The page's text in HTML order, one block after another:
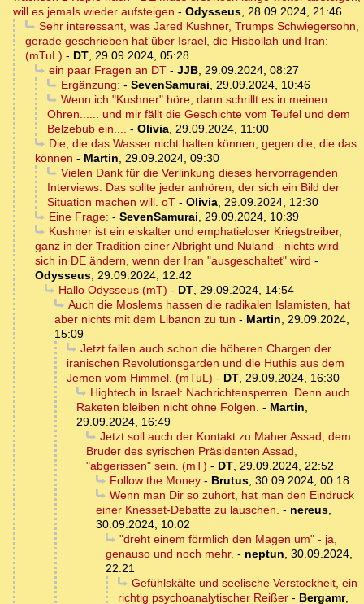
will es jemals wieder aufsteigen - Odysseus, 28.09.2024, 21:46
Sehr interessant, was Jared Kushner, Trumps Schwiegersohn,
gerade geschrieben hat über Israel, die Hisbollah und Iran:
(mTuL) - DT, 29.09.2024, 05:28
ein paar Fragen an DT- JJB, 29.09.2024, 08:27
Ergänzung: - SevenSamurai, 29.09.2024, 10:46
Wenn ich "Kushner" höre, dann schrillt es in meinen
Ohren...... und mir fällt die Geschichte vom Teufel und dem
Belzebub ein.... - Olivia, 29.09.2024, 11:00
Die, die das Wasser nicht halten können, gegen die, die das
können - Martin, 29.09.2024, 09:30
Vielen Dank für die Verlinkung dieses hervorragenden
Interviews. Das sollte jeder anhören, der sich ein Bild der
Situation machen will. oT - Olivia, 29.09.2024, 12:30
Eine Frage: - SevenSamurai, 29.09.2024, 10:39
Kushner ist ein eiskalter und emphatieloser Kriegstreiber,
ganz in der Tradition einer Albright und Nuland - nichts wird
sich in DE ändern, wenn der Iran "ausgeschaltet" wird -
Odysseus, 29.09.2024, 12:42
Hallo Odysseus (mT) - DT, 29.09.2024, 14:54
Auch die Moslems hassen die radikalen Islamisten, hat
aber nichts mit dem Libanon zu tun - Martin, 29.09.2024,
15:09
Jetzt fallen auch schon die höheren Chargen der
iranischen Revolutionsgarden und die Huthis aus dem
Jemen vom Himmel. (mTuL) - DT, 29.09.2024, 16:30
Hightech in Israel: Nachrichtensperren. Denn auch
Raketen bleiben nicht ohne Folgen. - Martin,
29.09.2024, 16:49
Jetzt soll auch der Kontakt zu Maher Assad, dem
Bruder des syrischen Präsidenten Assad,
"abgerissen" sein. (mT) - DT, 29.09.2024, 22:52
Follow the Money- Brutus, 30.09.2024, 00:18
Wenn man Dir so zuhört, hat man den Eindruck
einer Knesset-Debatte zu lauschen. - nereus,
30.09.2024, 10:02
"dreht einem förmlich den Magen um" - ja,
genauso und noch mehr. - neptun, 30.09.2024,
22:21
Gefühlskälte und seelische Verstockheit, ein
richtig psychoanalytischer Reißer - Bergamr,